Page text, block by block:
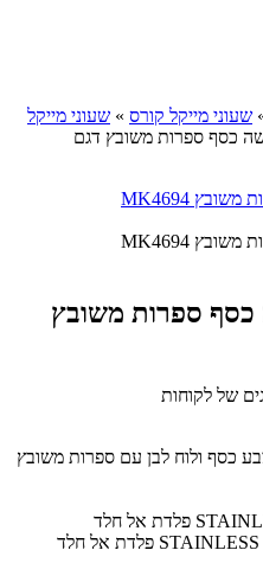
שעוני מייקל קורס » שעוני מייקל
כסף ספרות משובץ דגם
כסף ספרות משובץ
של לקוחות
כסף ולוח לבן עם ספרות משובץ